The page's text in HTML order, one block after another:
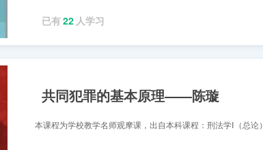
已有22 人学习
共同犯罪的基本原理——陈璇
本课程为学校教学名师观摩课，出自本科课程：刑法学Ⅰ（总论）